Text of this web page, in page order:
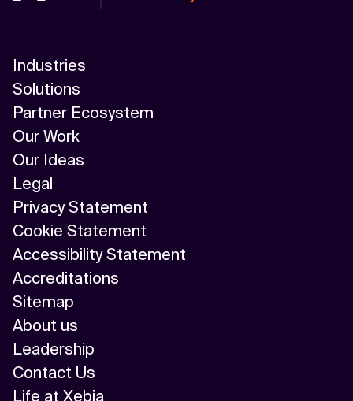
Industries
Solutions
Partner Ecosystem
Our Work
Our Ideas
Legal
Privacy Statement
Cookie Statement
Accessibility Statement
Accreditations
Sitemap
About us
Leadership
Contact Us
Life at Xebia